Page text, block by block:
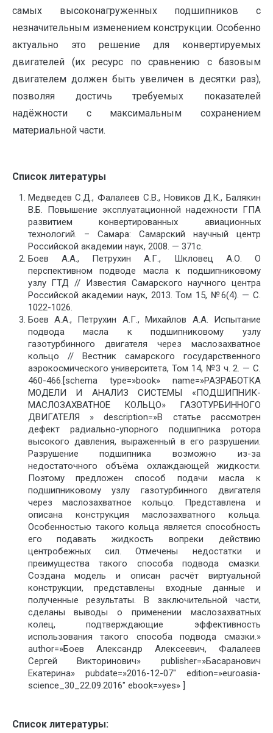
самых высоконагруженных подшипников с
незначительным изменением конструкции. Особенно
актуально это решение для конвертируемых
двигателей (их ресурс по сравнению с базовым
двигателем должен быть увеличен в десятки раз),
позволяя достичь требуемых показателей
надёжности с максимальным сохранением
материальной части.
Список литературы
Медведев С.Д., Фалалеев С.В., Новиков Д.К., Балякин
В.Б. Повышение эксплуатационной надежности ГПА
развитием конвертированных авиационных
технологий. – Самара: Самарский научный центр
Российской академии наук, 2008. — 371с.
Боев А.А., Петрухин А.Г., Шкловец А.О. О
перспективном подводе масла к подшипниковому
узлу ГТД // Известия Самарского научного центра
Российской академии наук, 2013. Том 15, №6(4). — С.
1022-1026.
Боев А.А., Петрухин А.Г., Михайлов А.А. Испытание
подвода масла к подшипниковому узлу
газотурбинного двигателя через маслозахватное
кольцо // Вестник самарского государственного
аэрокосмического университета, Том 14, №3 ч. 2. — С.
460-466.[schema type=»book» name=»РАЗРАБОТКА
МОДЕЛИ И АНАЛИЗ СИСТЕМЫ «ПОДШИПНИК-
МАСЛОЗАХВАТНОЕ КОЛЬЦО» ГАЗОТУРБИННОГО
ДВИГАТЕЛЯ » description=»В статье рассмотрен
дефект радиально-упорного подшипника ротора
высокого давления, выраженный в его разрушении.
Разрушение подшипника возможно из-за
недостаточного объёма охлаждающей жидкости.
Поэтому предложен способ подачи масла к
подшипниковому узлу газотурбинного двигателя
через маслозахватное кольцо. Представлена и
описана конструкция маслозахватного кольца.
Особенностью такого кольца является способность
его подавать жидкость вопреки действию
центробежных сил. Отмечены недостатки и
преимущества такого способа подвода смазки.
Создана модель и описан расчёт виртуальной
конструкции, представлены входные данные и
полученные результаты. В заключительной части,
сделаны выводы о применении маслозахватных
колец, подтверждающие эффективность
использования такого способа подвода смазки.»
author=»Боев Александр Алексеевич, Фалалеев
Сергей Викторинович» publisher=»Басаранович
Екатерина» pubdate=»2016-12-07″ edition=»euroasia-
science_30_22.09.2016″ ebook=»yes» ]
Список литературы: